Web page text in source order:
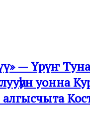
— Үрүҥ
уонна